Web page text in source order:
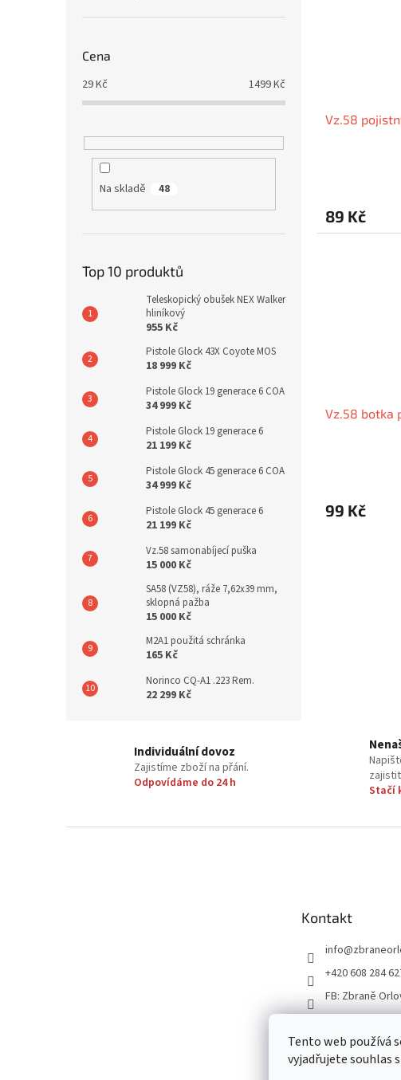
Tento web používá
vyjadřujete souhlas
Cena
29Kč 1499Kč
Na skladě 48
Top 10 produktů
Teleskopický obušek NEX Walker
hliníkový
955 Kč
Pistole Glock 43X Coyote MOS
18 999 Kč
Pistole Glock 19 generace 6 COA
34 999 Kč
Pistole Glock 19 generace 6
21 199 Kč
Pistole Glock 45 generace 6 COA
34 999 Kč
Pistole Glock 45 generace 6
21 199 Kč
Vz.58 samonabíjecí puška
15 000 Kč
SA58 (VZ58), ráže 7,62x39 mm,
sklopná pažba
15 000 Kč
M2A1 použitá schránka
165 Kč
Norinco CQ-A1 .223 Rem.
22 299 Kč
Vz.58
89 Kč
Vz.58 botka
99 Kč
Individuální dovoz
Zajistíme zboží na přání.
Odpovídáme do 24 h
Stačí
Kontakt
info@
+420 608 284
FB: Zbraně